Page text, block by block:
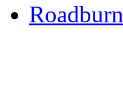
Roadburn